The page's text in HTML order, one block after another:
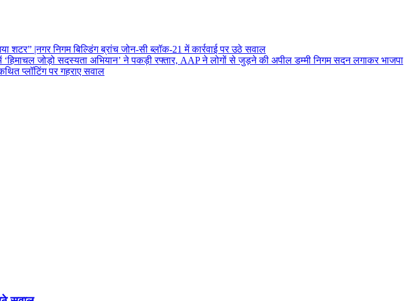
शटर” |नगर निगम बिल्डिंग ब्रांच जोन-सी ब्लॉक-21 में कार्रवाई पर उठे सवाल
‘हिमाचल जोड़ो सदस्यता अभियान’ ने पकड़ी रफ्तार, AAP ने लोगों से जुड़ने की अपीलडम्मी निगम सदन लगाकर भाजपा
प्लॉटिंग पर गहराए सवाल